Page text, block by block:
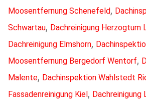
Moosentfernung Schenefeld,
Schwartau, Dachreinigung Herzogtum
Dachreinigung Elmshorn,
Moosentfernung Bergedorf Wentorf,
Malente, Dachinspektion Wahlstedt
Fassadenreinigung Kiel, Dachreinigung